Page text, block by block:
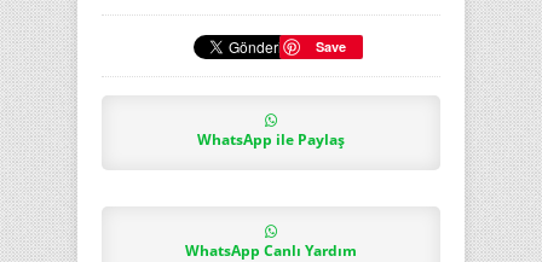
Save
WhatsApp ile Paylaş
WhatsApp Canlı Yardım